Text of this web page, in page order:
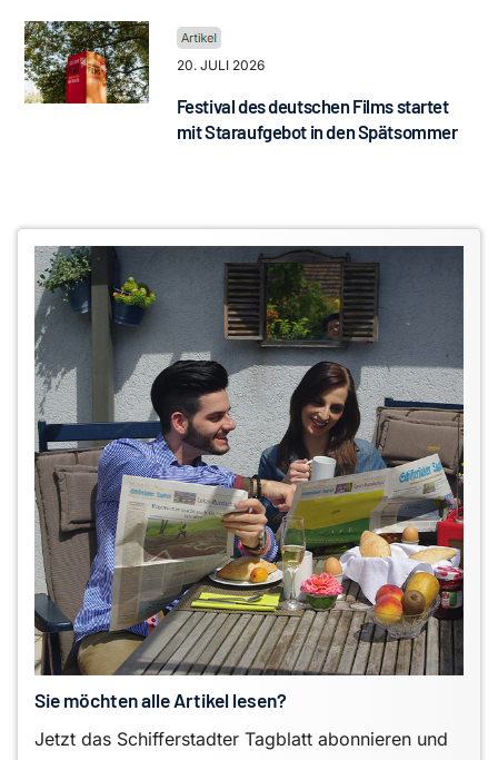
20. JULI 2026
Festival des deutschen Films startet
mit Staraufgebot in den Spätsommer
Sie möchten alle Artikel lesen?
Jetzt das Schifferstadter Tagblatt abonnieren und